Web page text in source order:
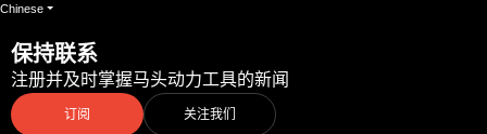
Chinese
保持联系
注册并及时掌握马头动力工具的新闻
订阅 关注我们